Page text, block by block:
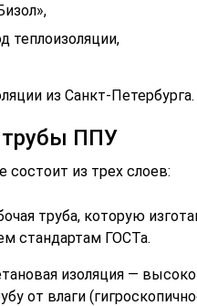
теплоизоляции,
из Санкт-Петербурга.
трубы ППУ
состоит из трех слоев:
труба, которую
стандартам ГОСТа.
изоляция —
от влаги